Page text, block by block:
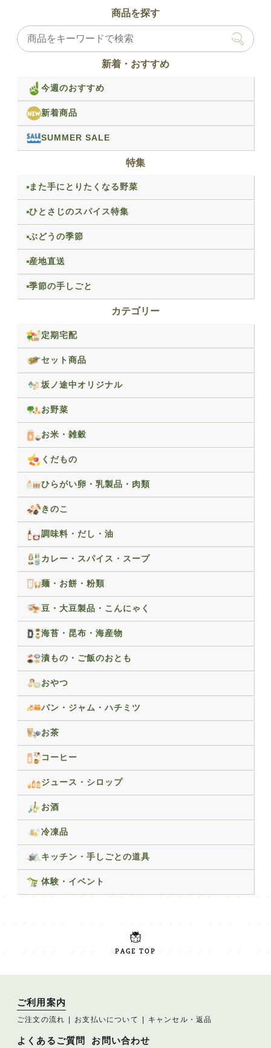
商品を探す
新着・おすすめ
今週のおすすめ
新着商品
SUMMER SALE
特集
また手にとりたくなる野菜
ひとさじのスパイス特集
ぶどうの季節
産地直送
季節の手しごと
カテゴリー
定期宅配
セット商品
坂ノ途中オリジナル
お野菜
お米・雑穀
くだもの
ひらがい卵・乳製品・肉類
きのこ
調味料・だし・油
カレー・スパイス・スープ
麺・お餅・粉類
豆・大豆製品・こんにゃく
海苔・昆布・海産物
漬もの・ご飯のおとも
おやつ
パン・ジャム・ハチミツ
お茶
コーヒー
ジュース・シロップ
お酒
冷凍品
キッチン・手しごとの道具
体験・イベント
PAGE TOP
ご利用案内
ご注文の流れ お支払いについて キャンセル・返品
よくあるご質問 お問い合わせ